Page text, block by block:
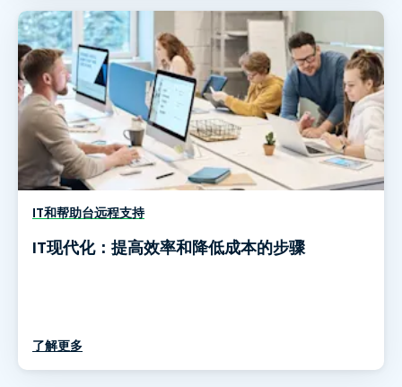
IT和帮助台远程支持
IT现代化：提高效率和降低成本的步骤
了解更多